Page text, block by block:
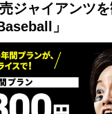
売ジャイアンツ
」